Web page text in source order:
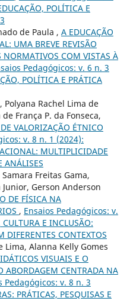
POLÍTICA E
de Paula , A EDUCAÇÃO
UMA BREVE REVISÃO
NORMATIVOS COM VISTAS À
Pedagógicos: v. 6 n. 3
POLÍTICA E PRÁTICA
Polyana Rachel Lima de
França P. da Fonseca,
VALORIZAÇÃO ÉTNICO
v. 8 n. 1 (2024):
MULTIPLICIDADE
ANÁLISES
Freitas Gama,
Gerson Anderson
DE FÍSICA NA
, Ensaios Pedagógicos: v.
E INCLUSÃO:
DIFERENTES CONTEXTOS
Lima, Alanna Kelly Gomes
VISUAIS E O
ABORDAGEM CENTRADA NA
Pedagógicos: v. 8 n. 3
PRÁTICAS, PESQUISAS E